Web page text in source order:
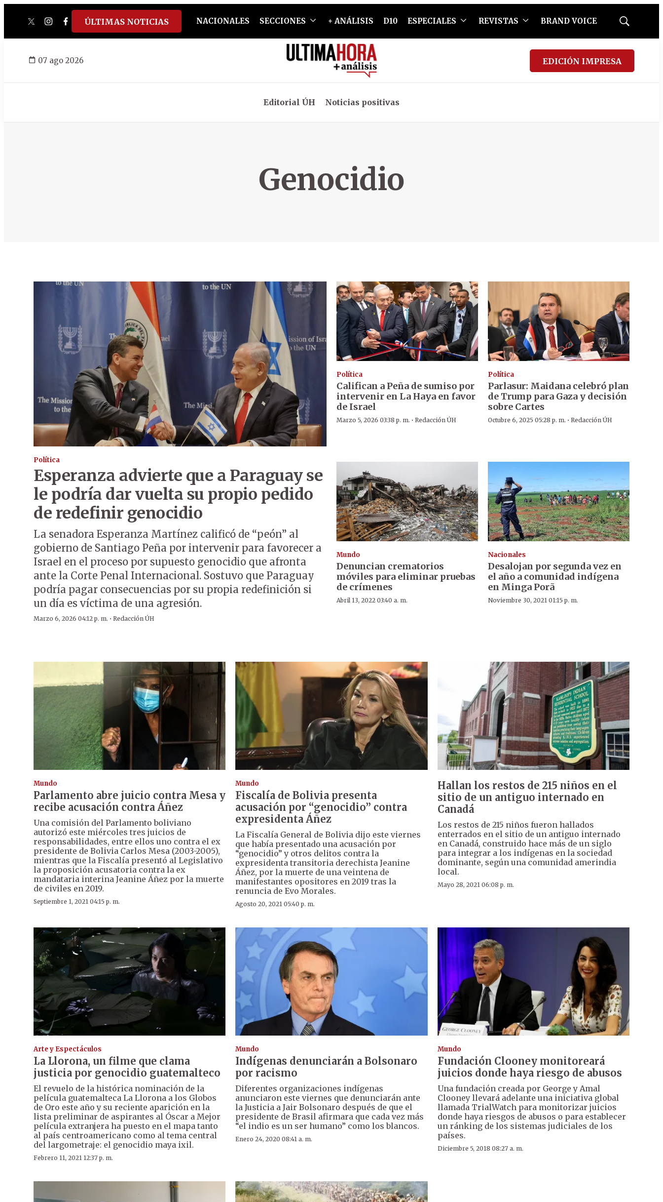
twitterinstagram
facebook
tiktokyoutube
spotify
ÚLTIMAS NOTICIAS NACIONALES SECCIONES + ANÁLISIS D10 ESPECIALES REVISTAS BRAND VOICE
Mostrar
07 ago 2026 EDICIÓN IMPRESA
Editorial ÚH Noticias positivas
Genocidio
Política
Esperanza advierte que a Paraguay se
le podría dar vuelta su propio pedido
de redefinir genocidio
La senadora Esperanza Martínez calificó de “peón” al
gobierno de Santiago Peña por intervenir para favorecer a
Israel en el proceso por supuesto genocidio que afronta
ante la Corte Penal Internacional. Sostuvo que Paraguay
podría pagar consecuencias por su propia redefinición si
un día es víctima de una agresión.
Marzo 6, 2026 04:12 p. m. · Redacción ÚH
Política
Califican a Peña de sumiso por
intervenir en La Haya en favor
de Israel
Marzo 5, 2026 03:38 p. m. · Redacción ÚH
Política
Parlasur: Maidana celebró plan
de Trump para Gaza y decisión
sobre Cartes
Octubre 6, 2025 05:28 p. m. · Redacción ÚH
Mundo
Denuncian crematorios
móviles para eliminar pruebas
de crímenes
Abril 13, 2022 03:40 a. m.
Nacionales
Desalojan por segunda vez en
el año a comunidad indígena
en Minga Porã
Noviembre 30, 2021 01:15 p. m.
Mundo
Parlamento abre juicio contra Mesa y
recibe acusación contra Áñez
Una comisión del Parlamento boliviano
autorizó este miércoles tres juicios de
responsabilidades, entre ellos uno contra el ex
presidente de Bolivia Carlos Mesa (2003-2005),
mientras que la Fiscalía presentó al Legislativo
la proposición acusatoria contra la ex
mandataria interina Jeanine Áñez por la muerte
de civiles en 2019.
Septiembre 1, 2021 04:15 p. m.
Mundo
Fiscalía de Bolivia presenta
acusación por “genocidio” contra
expresidenta Áñez
La Fiscalía General de Bolivia dijo este viernes
que había presentado una acusación por
“genocidio” y otros delitos contra la
expresidenta transitoria derechista Jeanine
Áñez, por la muerte de una veintena de
manifestantes opositores en 2019 tras la
renuncia de Evo Morales.
Agosto 20, 2021 05:40 p. m.
Hallan los restos de 215 niños en el
sitio de un antiguo internado en
Canadá
Los restos de 215 niños fueron hallados
enterrados en el sitio de un antiguo internado
en Canadá, construido hace más de un siglo
para integrar a los indígenas en la sociedad
dominante, según una comunidad amerindia
local.
Mayo 28, 2021 06:08 p. m.
Arte y Espectáculos
La Llorona, un filme que clama
justicia por genocidio guatemalteco
El revuelo de la histórica nominación de la
película guatemalteca La Llorona a los Globos
de Oro este año y su reciente aparición en la
lista preliminar de aspirantes al Óscar a Mejor
película extranjera ha puesto en el mapa tanto
al país centroamericano como al tema central
del largometraje: el genocidio maya ixil.
Febrero 11, 2021 12:37 p. m.
Mundo
Indígenas denunciarán a Bolsonaro
por racismo
Diferentes organizaciones indígenas
anunciaron este viernes que denunciarán ante
la Justicia a Jair Bolsonaro después de que el
presidente de Brasil afirmara que cada vez más
“el indio es un ser humano” como los blancos.
Enero 24, 2020 08:41 a. m.
Mundo
Fundación Clooney monitoreará
juicios donde haya riesgo de abusos
Una fundación creada por George y Amal
Clooney llevará adelante una iniciativa global
llamada TrialWatch para monitorizar juicios
donde haya riesgos de abusos o para establecer
un ránking de los sistemas judiciales de los
países.
Diciembre 5, 2018 08:27 a. m.